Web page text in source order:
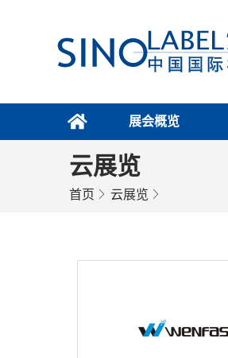
展会概览
云展览
首页 云展览